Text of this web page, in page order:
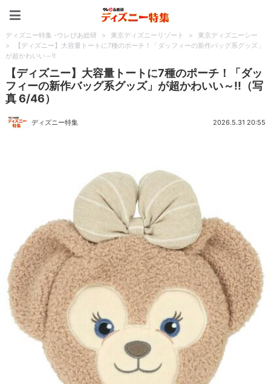
ディズニー特集 -ウレぴあ総研 > 東京ディズニーリゾート >
東京ディズニーシー
>
【ディズニー】大容量トートに7種のポーチ！「ダッフィーの新作バッグ系グッズ」
が超かわいい～!!
【ディズニー】大容量トートに7種のポーチ！「ダッ
フィーの新作バッグ系グッズ」が超かわいい～!!（写
真 6/46）
ディズニー特集 2026.5.31 20:55